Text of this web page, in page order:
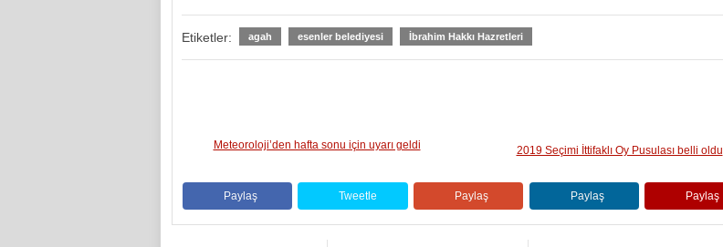
Etiketler: agah esenler belediyesi İbrahim Hakkı Hazretleri
Meteoroloji’den hafta sonu için uyarı geldi 2019 Seçimi İttifaklı Oy Pusulası belli oldu
Paylaş Tweetle Paylaş Paylaş Paylaş